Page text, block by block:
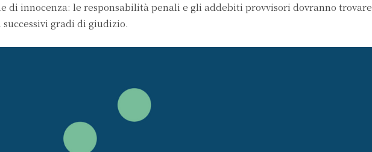
di innocenza: le responsabilità penali e gli addebiti provvisori dovranno trovare
gradi di giudizio.